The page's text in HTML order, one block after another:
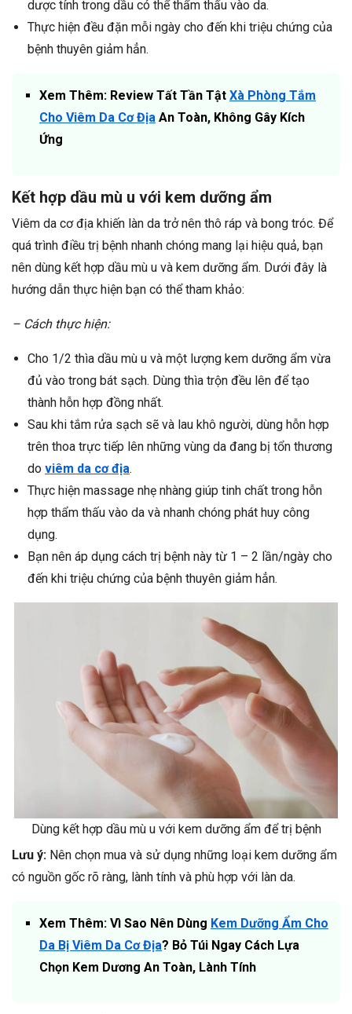
dược tính trong dầu có thể thẩm thấu vào da.
Thực hiện đều đặn mỗi ngày cho đến khi triệu chứng của
bệnh thuyên giảm hẳn.
Xem Thêm: Review Tất Tần Tật Xà Phòng Tắm
Cho Viêm Da Cơ Địa An Toàn, Không Gây Kích
Ứng
Kết hợp dầu mù u với kem dưỡng ẩm
Viêm da cơ địa khiến làn da trở nên thô ráp và bong tróc. Để
quá trình điều trị bệnh nhanh chóng mang lại hiệu quả, bạn
nên dùng kết hợp dầu mù u và kem dưỡng ẩm. Dưới đây là
hướng dẫn thực hiện bạn có thể tham khảo:
– Cách thực hiện:
Cho 1/2 thìa dầu mù u và một lượng kem dưỡng ẩm vừa
đủ vào trong bát sạch. Dùng thìa trộn đều lên để tạo
thành hỗn hợp đồng nhất.
Sau khi tắm rửa sạch sẽ và lau khô người, dùng hỗn hợp
trên thoa trực tiếp lên những vùng da đang bị tổn thương
do viêm da cơ địa.
Thực hiện massage nhẹ nhàng giúp tinh chất trong hỗn
hợp thẩm thấu vào da và nhanh chóng phát huy công
dụng.
Bạn nên áp dụng cách trị bệnh này từ 1 – 2 lần/ngày cho
đến khi triệu chứng của bệnh thuyên giảm hẳn.
Dùng kết hợp dầu mù u với kem dưỡng ẩm để trị bệnh
Lưu ý: Nên chọn mua và sử dụng những loại kem dưỡng ẩm
có nguồn gốc rõ ràng, lành tính và phù hợp với làn da.
Xem Thêm: Vì Sao Nên Dùng Kem Dưỡng Ẩm Cho
Da Bị Viêm Da Cơ Địa? Bỏ Túi Ngay Cách Lựa
Chọn Kem Dương An Toàn, Lành Tính